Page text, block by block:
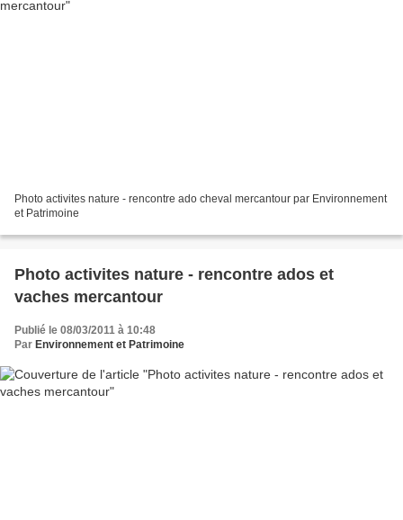
Photo activites nature - rencontre ado cheval mercantour par Environnement
et Patrimoine
Photo activites nature - rencontre ados et
vaches mercantour
Publié le 08/03/2011 à 10:48
Par Environnement et Patrimoine